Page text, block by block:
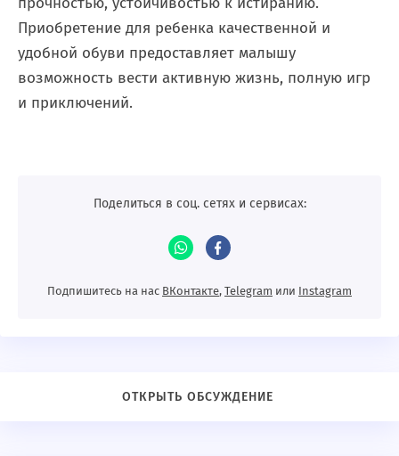
Приобретение для ребенка качественной и
удобной обуви предоставляет малышу
возможность вести активную жизнь, полную игр
и приключений.
Поделиться в соц. сетях и сервисах:
Подпишитесь на нас ВКонтакте, Telegram или Instagram